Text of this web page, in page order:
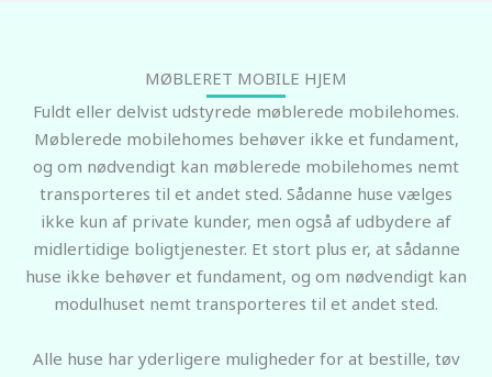
MØBLERET MOBILE HJEM
Fuldt eller delvist udstyrede møblerede mobilehomes.
Møblerede mobilehomes behøver ikke et fundament,
og om nødvendigt kan møblerede mobilehomes nemt
transporteres til et andet sted. Sådanne huse vælges
ikke kun af private kunder, men også af udbydere af
midlertidige boligtjenester. Et stort plus er, at sådanne
huse ikke behøver et fundament, og om nødvendigt kan
modulhuset nemt transporteres til et andet sted.
Alle huse har yderligere muligheder for at bestille, tøv